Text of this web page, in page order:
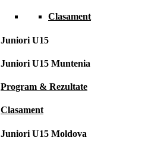
Clasament
Juniori U15
Juniori U15 Muntenia
Program & Rezultate
Clasament
Juniori U15 Moldova